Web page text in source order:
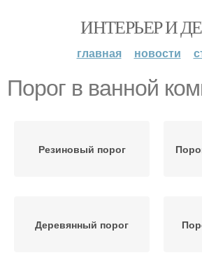
ИНТЕРЬЕР И
главная новости
Порог в ванной
Резиновый порог
Деревянный порог